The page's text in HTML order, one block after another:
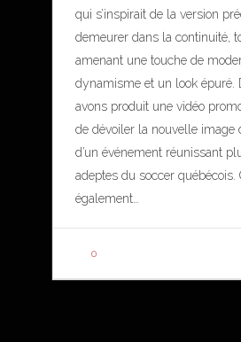
qui s’inspirait de la version
demeurer dans la continuité,
amenant une touche de
dynamisme et un look épuré.
avons produit une vidéo
de dévoiler la nouvelle image
d’un événement réunissant
adeptes du soccer québécois.
également…
0